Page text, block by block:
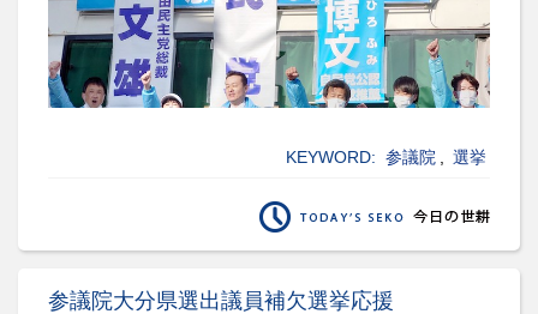
KEYWORD: 参議院 選挙
参議院大分県選出議員補欠選挙応援